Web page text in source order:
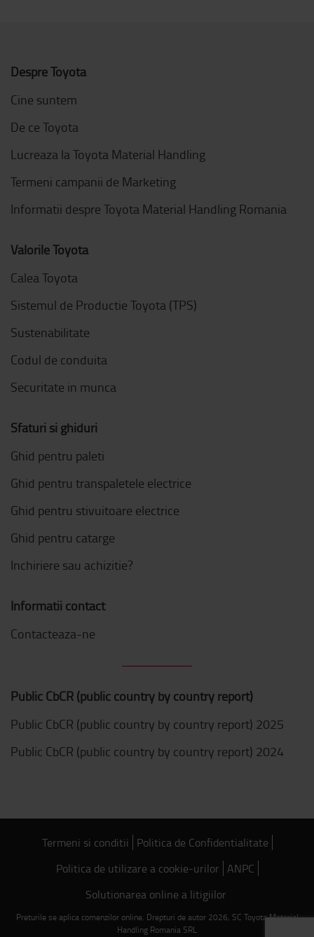
Despre Toyota
Cine suntem
De ce Toyota
Lucreaza la Toyota Material Handling
Termeni campanii de Marketing
Informatii despre Toyota Material Handling Romania
Valorile Toyota
Calea Toyota
Sistemul de Productie Toyota (TPS)
Sustenabilitate
Codul de conduita
Securitate in munca
Sfaturi si ghiduri
Ghid pentru paleti
Ghid pentru transpaletele electrice
Ghid pentru stivuitoare electrice
Ghid pentru catarge
Inchiriere sau achizitie?
Informatii contact
Contacteaza-ne
Public CbCR (public country by country report)
Public CbCR (public country by country report) 2025
Public CbCR (public country by country report) 2024
Termeni si conditii
Politica de Confidentialitate
Politica de utilizare a cookie-urilor ANPC
Solutionarea online a litigiilor
Preturile se aplica comenzilor online. Drepturi de autor 2026, SC Toyota Material
Handling Romania SRL